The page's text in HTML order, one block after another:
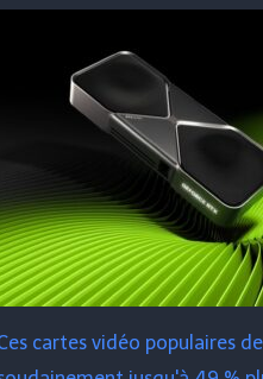
cartes vidéo populaires